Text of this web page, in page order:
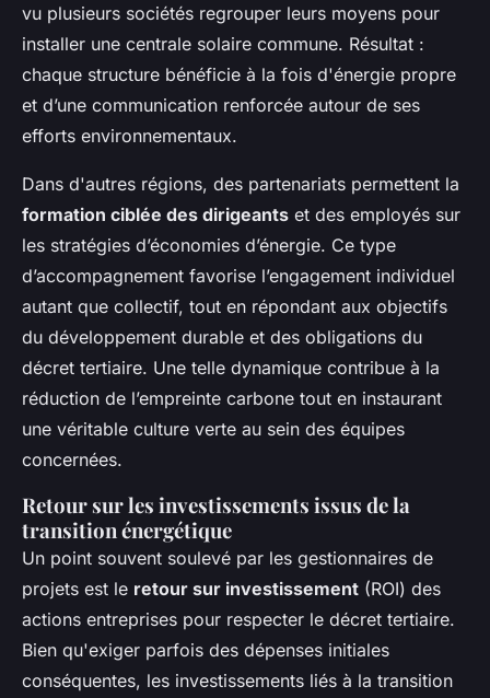
vu plusieurs sociétés regrouper leurs moyens pour
installer une centrale solaire commune. Résultat :
chaque structure bénéficie à la fois d'énergie propre
et d’une communication renforcée autour de ses
efforts environnementaux.
Dans d'autres régions, des partenariats permettent la
formation ciblée des dirigeants et des employés sur
les stratégies d’économies d’énergie. Ce type
d’accompagnement favorise l’engagement individuel
autant que collectif, tout en répondant aux objectifs
du développement durable et des obligations du
décret tertiaire. Une telle dynamique contribue à la
réduction de l’empreinte carbone tout en instaurant
une véritable culture verte au sein des équipes
concernées.
Retour sur les investissements issus de la
transition énergétique
Un point souvent soulevé par les gestionnaires de
projets est le retour sur investissement (ROI) des
actions entreprises pour respecter le décret tertiaire.
Bien qu'exiger parfois des dépenses initiales
conséquentes, les investissements liés à la transition